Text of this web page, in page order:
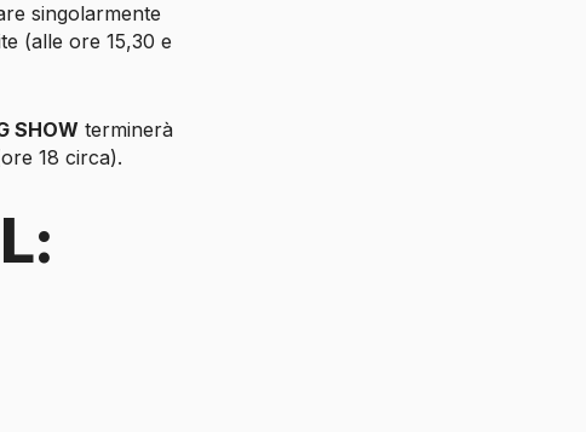
singolarmente
(alle ore 15,30 e
SHOW terminerà
18 circa).